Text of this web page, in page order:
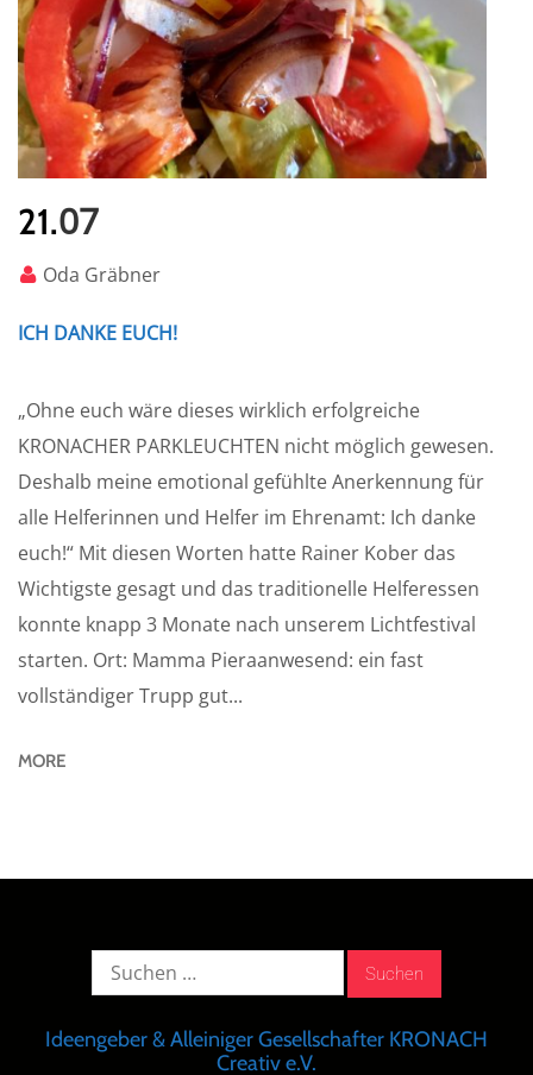
21.07
Oda Gräbner
ICH DANKE EUCH!
„Ohne euch wäre dieses wirklich erfolgreiche
KRONACHER PARKLEUCHTEN nicht möglich gewesen.
Deshalb meine emotional gefühlte Anerkennung für
alle Helferinnen und Helfer im Ehrenamt: Ich danke
euch!“ Mit diesen Worten hatte Rainer Kober das
Wichtigste gesagt und das traditionelle Helferessen
konnte knapp 3 Monate nach unserem Lichtfestival
starten. Ort: Mamma Pieraanwesend: ein fast
vollständiger Trupp gut...
MORE
Suche
Ideengeber & Alleiniger Gesellschafter KRONACH
Creativ e.V.